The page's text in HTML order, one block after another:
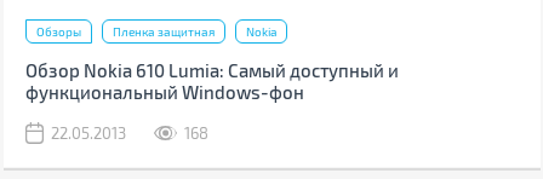
Обзоры Пленка защитная Nokia
Обзор Nokia 610 Lumia: Самый доступный и
функциональный Windows-фон
22.05.2013 168